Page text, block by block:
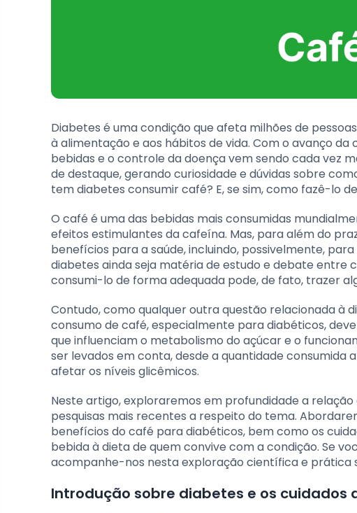
Diabetes é uma condição que afeta milhões de
à alimentação e aos hábitos de vida. Com o avanço
bebidas e o controle da doença vem sendo cada vez
de destaque, gerando curiosidade e dúvidas sobre
tem diabetes consumir café? E, se sim, como fazê-lo
O café é uma das bebidas mais consumidas
efeitos estimulantes da cafeína. Mas, para além do
benefícios para a saúde, incluindo, possivelmente,
diabetes ainda seja matéria de estudo e debate entre
consumi-lo de forma adequada pode, de fato, trazer
Contudo, como qualquer outra questão relacionada à
consumo de café, especialmente para diabéticos,
que influenciam o metabolismo do açúcar e o
ser levados em conta, desde a quantidade
afetar os níveis glicêmicos.
Neste artigo, exploraremos em profundidade a
pesquisas mais recentes a respeito do tema.
benefícios do café para diabéticos, bem como os
bebida à dieta de quem convive com a condição. Se
acompanhe-nos nesta exploração científica e prática
Introdução sobre diabetes e os cuidados